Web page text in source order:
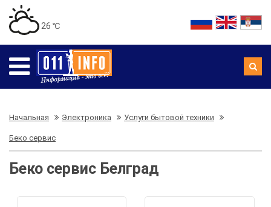
26 ℃
Начальная Электроника Услуги бытовой техники
Беко сервис
Беко сервис Белград